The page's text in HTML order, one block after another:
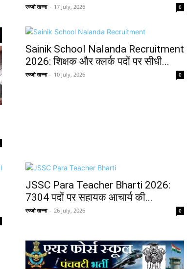
रज्जो खन्ना - 17 July, 2026 0
Sainik School Nalanda Recruitment
2026: शिक्षक और क्लर्क पदों पर सीधी...
रज्जो खन्ना - 10 July, 2026 0
JSSC Para Teacher Bharti 2026:
7304 पदों पर सहायक आचार्य की...
रज्जो खन्ना - 26 July, 2026 0